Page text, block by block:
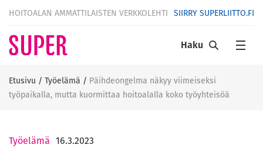
HOITOALAN AMMATTILAISTEN VERKKOLEHTI SIIRRY SUPERLIITTO.FI
Haku
Etusivu / Työelämä / Päihdeongelma näkyy viimeiseksi
työpaikalla, mutta kuormittaa hoitoalalla koko työyhteisöä
Työelämä 16.3.2023